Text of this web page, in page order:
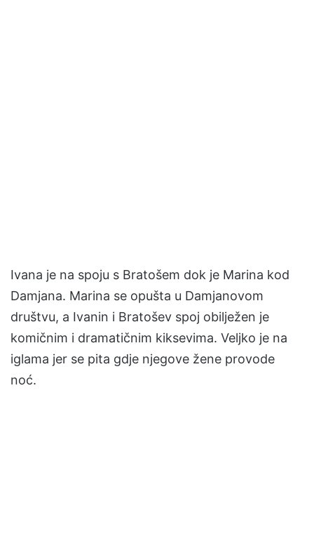
Ivana je na spoju s Bratošem dok je Marina kod
Damjana. Marina se opušta u Damjanovom
društvu, a Ivanin i Bratošev spoj obilježen je
komičnim i dramatičnim kiksevima. Veljko je na
iglama jer se pita gdje njegove žene provode
noć.